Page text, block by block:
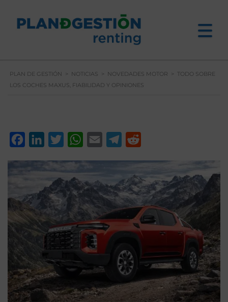
PLAN DE GESTIÓN > NOTICIAS > NOVEDADES MOTOR > TODO SOBRE
LOS COCHES MAXUS, FIABILIDAD Y OPINIONES
FacebookLinkedInTwitterWhatsApp
Email Telegram